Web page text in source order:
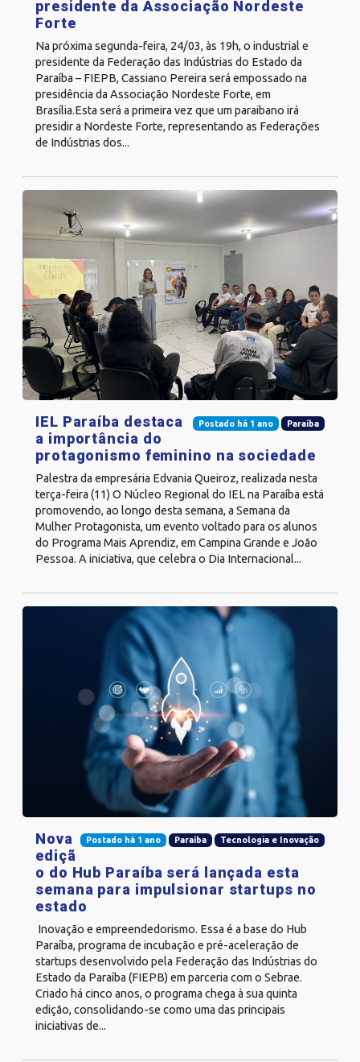
presidente da Associação Nordeste
Forte
Na próxima segunda-feira, 24/03, às 19h, o industrial e
presidente da Federação das Indústrias do Estado da
Paraíba – FIEPB, Cassiano Pereira será empossado na
presidência da Associação Nordeste Forte, em
Brasília.Esta será a primeira vez que um paraibano irá
presidir a Nordeste Forte, representando as Federações
de Indústrias dos...
Postado há 1 ano Paraíba
IEL Paraíba destaca
a importância do
protagonismo feminino na sociedade
Palestra da empresária Edvania Queiroz, realizada nesta
terça-feira (11) O Núcleo Regional do IEL na Paraíba está
promovendo, ao longo desta semana, a Semana da
Mulher Protagonista, um evento voltado para os alunos
do Programa Mais Aprendiz, em Campina Grande e João
Pessoa. A iniciativa, que celebra o Dia Internacional...
Postado há 1 ano Paraíba Tecnologia e Inovação
Nova
ediçã
o do Hub Paraíba será lançada esta
semana para impulsionar startups no
estado
Inovação e empreendedorismo. Essa é a base do Hub
Paraíba, programa de incubação e pré-aceleração de
startups desenvolvido pela Federação das Indústrias do
Estado da Paraíba (FIEPB) em parceria com o Sebrae.
Criado há cinco anos, o programa chega à sua quinta
edição, consolidando-se como uma das principais
iniciativas de...